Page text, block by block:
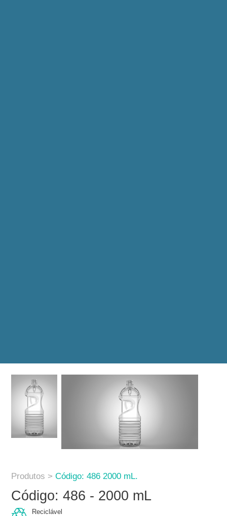
Produtos >Código: 486 2000 mL.
Código: 486 - 2000 mL
Reciclável